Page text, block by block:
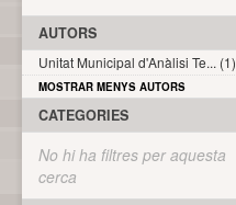
AUTORS
Unitat Municipal d'Anàlisi Te... (1)
MOSTRAR MENYS AUTORS
CATEGORIES
No hi ha filtres per aquesta
cerca